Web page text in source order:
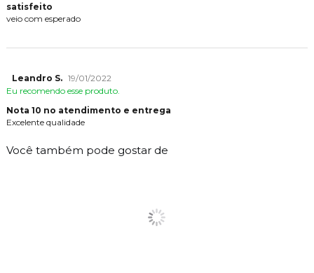
satisfeito
veio com esperado
Leandro S. 19/01/2022
Eu recomendo esse produto.
Nota 10 no atendimento e entrega
Excelente qualidade
Você também pode gostar de